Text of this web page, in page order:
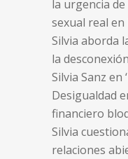
la urgencia
sexual real en
Silvia aborda
la
Silvia Sanz en
Desigualdad
financiero
Silvia
relaciones